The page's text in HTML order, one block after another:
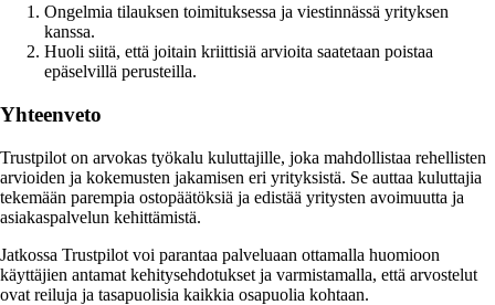
Ongelmia tilauksen toimituksessa ja viestinnässä yrityksen
kanssa.
Huoli siitä, että joitain kriittisiä arvioita saatetaan poistaa
epäselvillä perusteilla.
Yhteenveto
Trustpilot on arvokas työkalu kuluttajille, joka mahdollistaa rehellisten
arvioiden ja kokemusten jakamisen eri yrityksistä. Se auttaa kuluttajia
tekemään parempia ostopäätöksiä ja edistää yritysten avoimuutta ja
asiakaspalvelun kehittämistä.
Jatkossa Trustpilot voi parantaa palveluaan ottamalla huomioon
käyttäjien antamat kehitysehdotukset ja varmistamalla, että arvostelut
ovat reiluja ja tasapuolisia kaikkia osapuolia kohtaan.